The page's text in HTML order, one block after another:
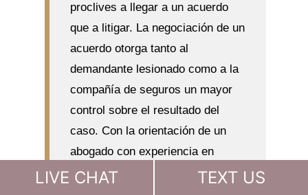
proclives a llegar a un acuerdo
que a litigar. La negociación de un
acuerdo otorga tanto al
demandante lesionado como a la
compañía de seguros un mayor
control sobre el resultado del
caso. Con la orientación de un
abogado con experiencia en
accidentes de camión, usted
LIVE CHAT TEXT US